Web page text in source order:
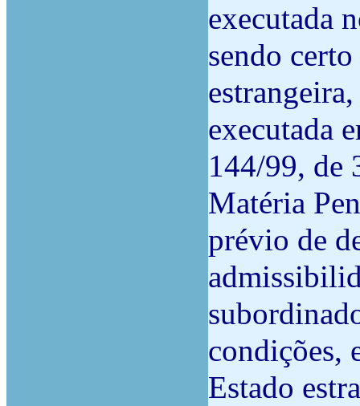
executada
sendo
executada
144/99, de
Matéria
prévio de
condições,
Estado